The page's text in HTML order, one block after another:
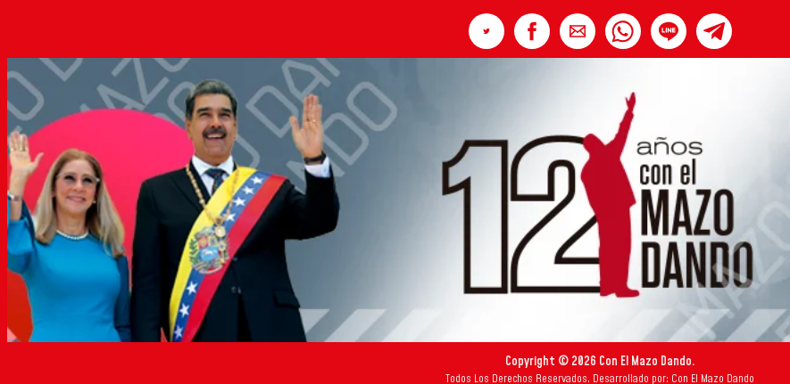
Copyright © 2026 Con El Mazo Dando.
Todos Los Derechos Reservados. Desarrollado por: Con El Mazo Dando